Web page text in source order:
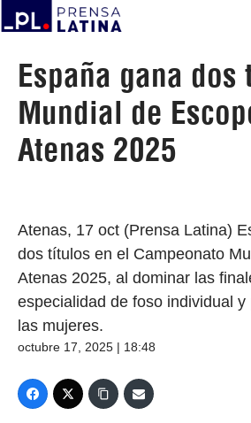
España gana
Mundial de
Atenas 2025
Atenas, 17 oct (Prensa Latina)
dos títulos en el Campeonato
Atenas 2025, al dominar las
especialidad de foso individual
las mujeres.
octubre 17, 2025 | 18:48